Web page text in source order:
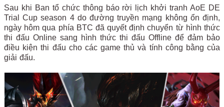
Sau khi Ban tổ chức thông báo rời lịch khởi tranh AoE DE
Trial Cup season 4 do đường truyền mạng không ổn định,
ngày hôm qua phía BTC đã quyết định chuyển từ hình thức
thi đấu Online sang hình thức thi đấu Offline để đảm bảo
điều kiện thi đấu cho các game thủ và tính công bằng của
giải đấu.